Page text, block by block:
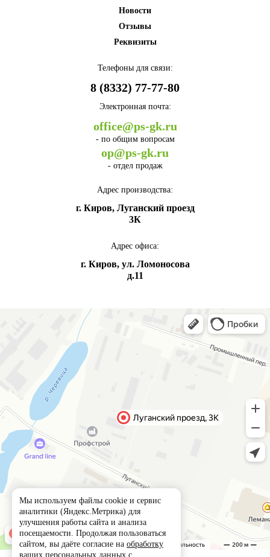
Новости
Отзывы
Реквизиты
Телефоны для связи:
8 (8332) 77-77-80
Электронная почта:
office@ps-gk.ru
- по общим вопросам
op@ps-gk.ru
- отдел продаж
Адрес производства:
г. Киров, Луганский проезд
3К
Адрес офиса:
г. Киров, ул. Ломоносова
д.11
Мы используем файлы cookie и сервис
аналитики (Яндекс.Метрика) для
улучшения работы сайта и анализа
посещаемости. Продолжая пользоваться
сайтом, вы даёте согласие на обработку
ваших персональных данных с